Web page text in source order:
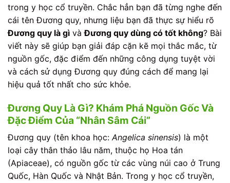
trong y học cổ truyền. Chắc hẳn bạn đã từng nghe đến
cái tên Đương quy, nhưng liệu bạn đã thực sự hiểu rõ
Đương quy là gì vàĐương quy dùng có tốt không? Bài
viết này sẽ giúp bạn giải đáp cặn kẽ mọi thắc mắc, từ
nguồn gốc, đặc điểm đến những công dụng tuyệt vời
và cách sử dụng Đương quy đúng cách để mang lại
hiệu quả tốt nhất cho sức khỏe.
Đương Quy Là Gì? Khám Phá Nguồn Gốc Và
Đặc Điểm Của “Nhân Sâm Cái”
Đương quy (tên khoa học:Angelica sinensis) là một
loại cây thân thảo lâu năm, thuộc họ Hoa tán
(Apiaceae), có nguồn gốc từ các vùng núi cao ở Trung
Quốc, Hàn Quốc và Nhật Bản. Trong y học cổ truyền,